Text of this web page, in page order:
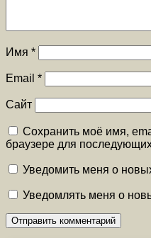
Имя *
Email *
Сайт
Сохранить моё имя,
браузере для
Уведомить меня о
Уведомлять меня о